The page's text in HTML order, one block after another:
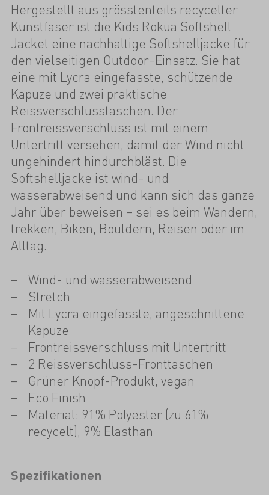
Hergestellt aus grösstenteils recycelter
Kunstfaser ist die Kids Rokua Softshell
Jacket eine nachhaltige Softshelljacke für
den vielseitigen Outdoor-Einsatz. Sie hat
eine mit Lycra eingefasste, schützende
Kapuze und zwei praktische
Reissverschlusstaschen. Der
Frontreissverschluss ist mit einem
Untertritt versehen, damit der Wind nicht
ungehindert hindurchbläst. Die
Softshelljacke ist wind- und
wasserabweisend und kann sich das ganze
Jahr über beweisen – sei es beim Wandern,
trekken, Biken, Bouldern, Reisen oder im
Alltag.
Wind- und wasserabweisend
Stretch
Mit Lycra eingefasste, angeschnittene
Kapuze
Frontreissverschluss mit Untertritt
2 Reissverschluss-Fronttaschen
Grüner Knopf-Produkt, vegan
Eco Finish
Material: 91% Polyester (zu 61%
recycelt), 9% Elasthan
Spezifikationen